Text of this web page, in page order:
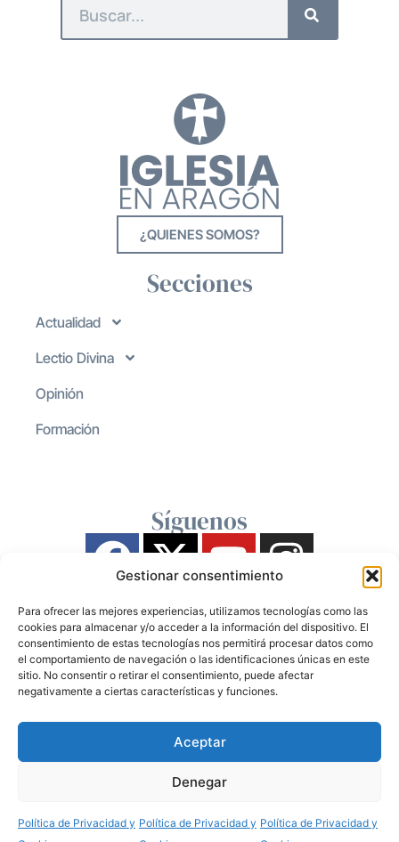
Gestionar consentimiento
Para ofrecer las mejores experiencias, utilizamos tecnologías como las
cookies para almacenar y/o acceder a la información del dispositivo. El
consentimiento de estas tecnologías nos permitirá procesar datos como
el comportamiento de navegación o las identificaciones únicas en este
sitio. No consentir o retirar el consentimiento, puede afectar
negativamente a ciertas características y funciones.
Aceptar
Denegar
Política de Privacidad y Política de Privacidad y Política de Privacidad y
¿QUIENES SOMOS?
Secciones
Actualidad
Lectio Divina
Opinión
Formación
Síguenos